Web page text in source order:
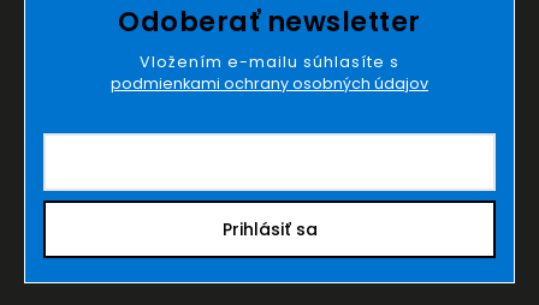
Odoberať newsletter
Vložením e-mailu súhlasíte s
podmienkami ochrany osobných údajov
Prihlásiť sa